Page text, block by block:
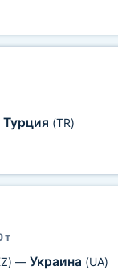
Турция (TR)
т
— Украина (UA)